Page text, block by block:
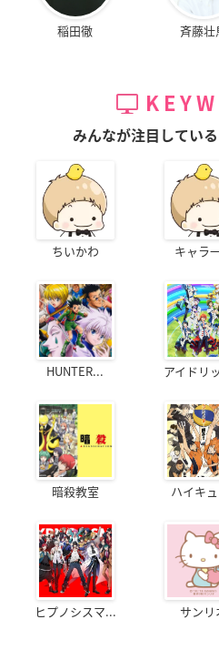
稲田徹 斉藤壮
みんなが注目してい
ちいかわ キャラ
HUNTER... アイドリ
暗殺教室 ハイキ
ヒプノシスマ... サンリ